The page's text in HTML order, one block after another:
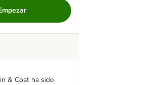
& Coat ha sido